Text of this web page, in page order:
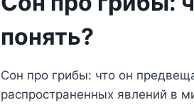
понять?
Сон про грибы: что он
распространенных явлений в